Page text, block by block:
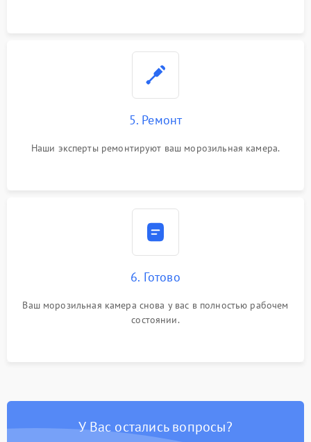
5. Ремонт
Наши эксперты ремонтируют ваш морозильная камера.
6. Готово
Ваш морозильная камера снова у вас в полностью рабочем
состоянии.
У Вас остались вопросы?